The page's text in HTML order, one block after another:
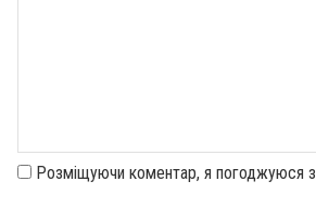
Розміщуючи коментар, я погоджуюся з